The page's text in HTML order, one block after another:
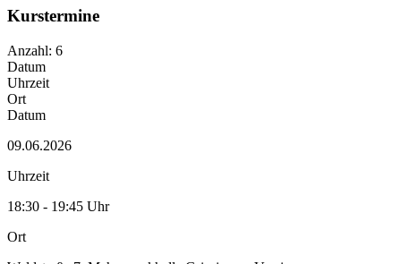
Kurstermine
Anzahl: 6
Datum
Uhrzeit
Ort
Datum
09.06.2026
Uhrzeit
18:30 - 19:45 Uhr
Ort